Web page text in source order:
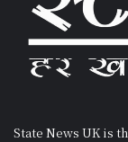
State News UK is